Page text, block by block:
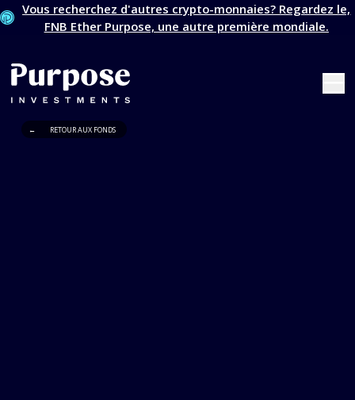
Vous recherchez d'autres crypto-monnaies? Regardez le,
FNB Ether Purpose, une autre première mondiale.
← RETOUR AUX FONDS